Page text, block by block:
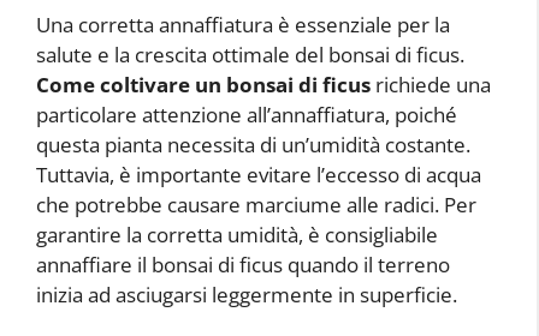
Una corretta annaffiatura è essenziale per la
salute e la crescita ottimale del bonsai di ficus.
Come coltivare un bonsai di ficus richiede una
particolare attenzione all’annaffiatura, poiché
questa pianta necessita di un’umidità costante.
Tuttavia, è importante evitare l’eccesso di acqua
che potrebbe causare marciume alle radici. Per
garantire la corretta umidità, è consigliabile
annaffiare il bonsai di ficus quando il terreno
inizia ad asciugarsi leggermente in superficie.